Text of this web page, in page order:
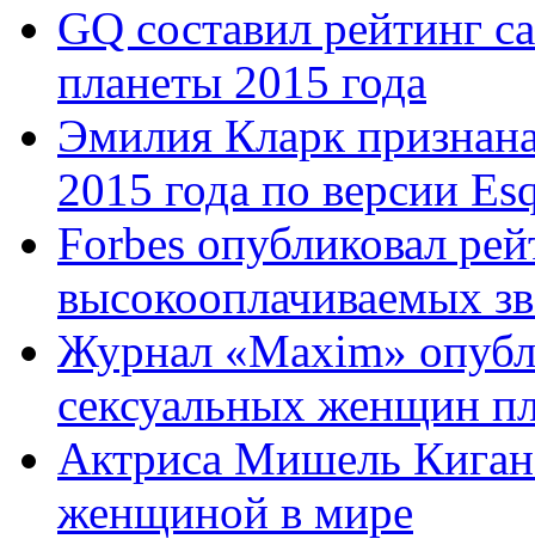
GQ составил рейтинг
планеты 2015 года
Эмилия Кларк
2015 года по версии
Forbes опубликовал
высокооплачиваемых
Журнал «Maxim»
сексуальных женщин
Актриса Мишель Киган
женщиной в мире